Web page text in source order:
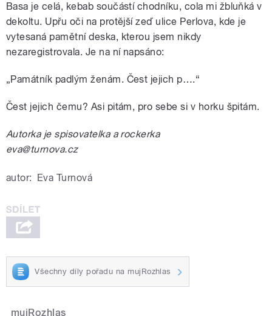
Basa je celá, kebab součástí chodníku, cola mi žbluňká v
dekoltu. Upřu oči na protější zeď ulice Perlova, kde je
vytesaná pamětní deska, kterou jsem nikdy
nezaregistrovala. Je na ní napsáno:
„Památník padlým ženám. Čest jejich p….“
Čest jejich čemu? Asi pitám, pro sebe si v horku špitám.
Autorka je spisovatelka a rockerka
eva@turnova.cz
autor: Eva Turnová
Všechny díly pořadu na mujRozhlas
mujRozhlas